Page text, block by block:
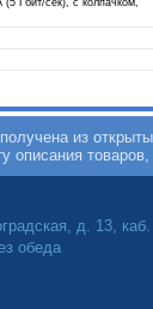
Гбит/сек), с колпачком,
из
описания
д. 13,
обеда